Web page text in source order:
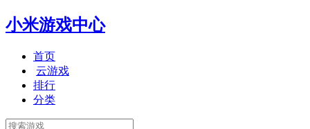
小米游戏中心
首页
云游戏
排行
分类